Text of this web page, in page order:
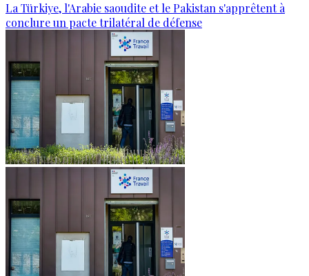
La Türkiye, l'Arabie saoudite et le Pakistan s'apprêtent à
conclure un pacte trilatéral de défense